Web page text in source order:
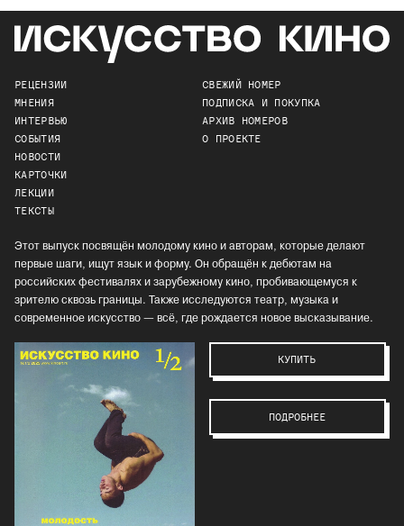
РЕЦЕНЗИИ
МНЕНИЯ
ИНТЕРВЬЮ
СОБЫТИЯ
НОВОСТИ
КАРТОЧКИ
ЛЕКЦИИ
ТЕКСТЫ
СВЕЖИЙ НОМЕР
ПОДПИСКА И ПОКУПКА
АРХИВ НОМЕРОВ
О ПРОЕКТЕ
Этот выпуск посвящён молодому кино и авторам, которые делают
первые шаги, ищут язык и форму. Он обращён к дебютам на
российских фестивалях и зарубежному кино, пробивающемуся к
зрителю сквозь границы. Также исследуются театр, музыка и
современное искусство — всё, где рождается новое высказывание.
КУПИТЬ
ПОДРОБНЕЕ